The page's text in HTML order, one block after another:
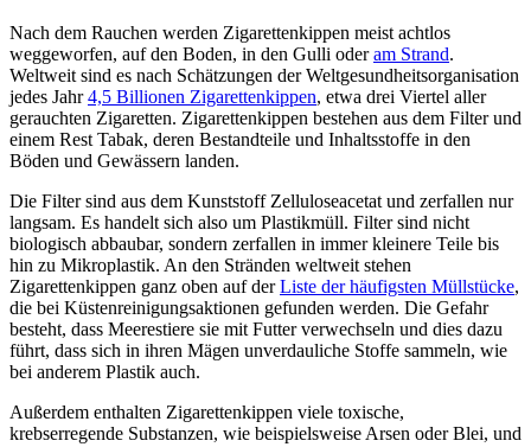
Nach dem Rauchen werden Zigarettenkippen meist achtlos
weggeworfen, auf den Boden, in den Gulli oderam Strand.
Weltweit sind es nach Schätzungen der Weltgesundheitsorganisation
jedes Jahr4,5 Billionen Zigarettenkippen, etwa drei Viertel aller
gerauchten Zigaretten. Zigarettenkippen bestehen aus dem Filter und
einem Rest Tabak, deren Bestandteile und Inhaltsstoffe in den
Böden und Gewässern landen.
Die Filter sind aus dem Kunststoff Zelluloseacetat und zerfallen nur
langsam. Es handelt sich also um Plastikmüll. Filter sind nicht
biologisch abbaubar, sondern zerfallen in immer kleinere Teile bis
hin zu Mikroplastik. An den Stränden weltweit stehen
Zigarettenkippen ganz oben auf derListe der häufigsten Müllstücke,
die bei Küstenreinigungsaktionen gefunden werden. Die Gefahr
besteht, dass Meerestiere sie mit Futter verwechseln und dies dazu
führt, dass sich in ihren Mägen unverdauliche Stoffe sammeln, wie
bei anderem Plastik auch.
Außerdem enthalten Zigarettenkippen viele toxische,
krebserregende Substanzen, wie beispielsweise Arsen oder Blei, und